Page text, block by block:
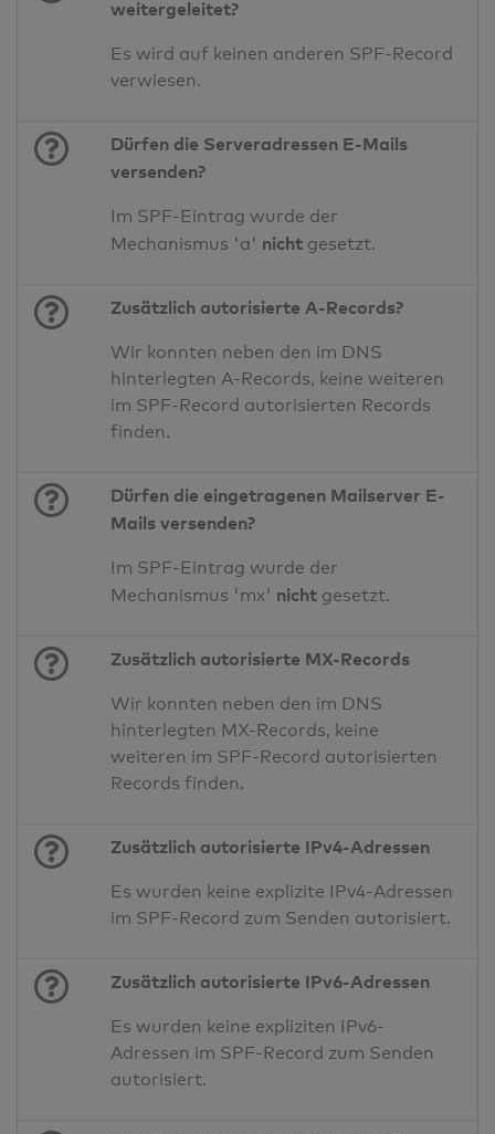
weitergeleitet?
Es wird auf keinen anderen SPF-Record
verwiesen.
Dürfen die Serveradressen E-Mails
versenden?
Im SPF-Eintrag wurde der
Mechanismus 'a' nicht gesetzt.
Zusätzlich autorisierte A-Records?
Wir konnten neben den im DNS
hinterlegten A-Records, keine weiteren
im SPF-Record autorisierten Records
finden.
Dürfen die eingetragenen Mailserver E-
Mails versenden?
Im SPF-Eintrag wurde der
Mechanismus 'mx' nicht gesetzt.
Zusätzlich autorisierte MX-Records
Wir konnten neben den im DNS
hinterlegten MX-Records, keine
weiteren im SPF-Record autorisierten
Records finden.
Zusätzlich autorisierte IPv4-Adressen
Es wurden keine explizite IPv4-Adressen
im SPF-Record zum Senden autorisiert.
Zusätzlich autorisierte IPv6-Adressen
Es wurden keine expliziten IPv6-
Adressen im SPF-Record zum Senden
autorisiert.